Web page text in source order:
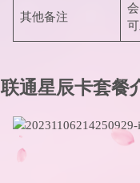
其他备注
联通星辰卡套餐